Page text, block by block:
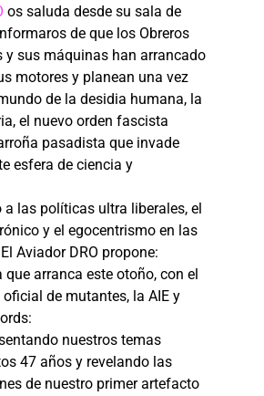
os saluda desde su sala de
de que los Obreros
y sus máquinas han arrancado
motores y planean una vez
de la desidia humana, la
el nuevo orden fascista
pasadista que invade
esfera de ciencia y
las políticas ultra liberales, el
y el egocentrismo en las
Aviador DRO propone:
que arranca este otoño, con el
de mutantes, la AIE y
nuestros temas
47 años y revelando las
de nuestro primer artefacto